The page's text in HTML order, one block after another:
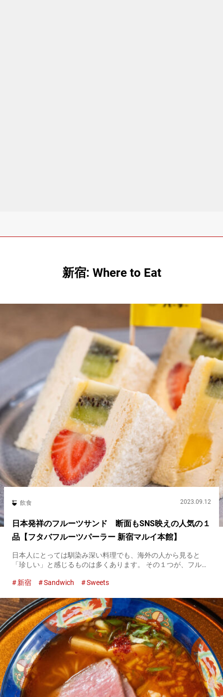
新宿: Where to Eat
飲食 2023.09.12
日本発祥のフルーツサンド 断面もSNS映えの人気の１
品【フタバフルーツパーラー 新宿マルイ本館】
日本人にとっては馴染み深い料理でも、海外の人から見ると
「珍しい」と感じるものは多くあります。 その１つが、フルー
フルーツサンドは日本発祥なのです。 Umami bites編集部のSt...
新宿 Sandwich Sweets